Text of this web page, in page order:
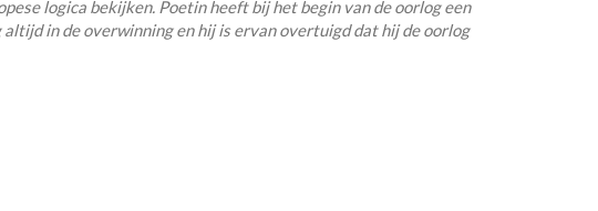
logica bekijken. Poetin heeft bij het begin van de oorlog een
in de overwinning en hij is ervan overtuigd dat hij de oorlog